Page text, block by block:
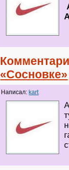
«Сосновке»
Написал: kart